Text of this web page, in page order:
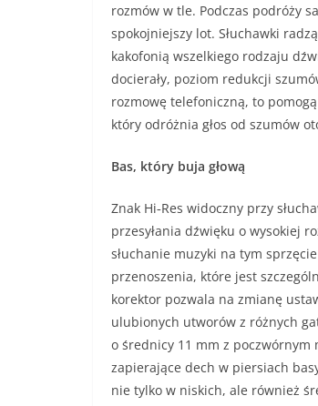
rozmów w tle. Podczas podróży
spokojniejszy lot. Słuchawki
kakofonią wszelkiego rodzaju
docierały, poziom redukcji
rozmowę telefoniczną, to
który odróżnia głos od szumów
Bas, który buja głową
Znak Hi‑Res widoczny przy
przesyłania dźwięku o wysokiej
słuchanie muzyki na tym
przenoszenia, które jest
korektor pozwala na zmianę
ulubionych utworów z różnych
o średnicy 11 mm z
zapierające dech w piersiach
nie tylko w niskich, ale również